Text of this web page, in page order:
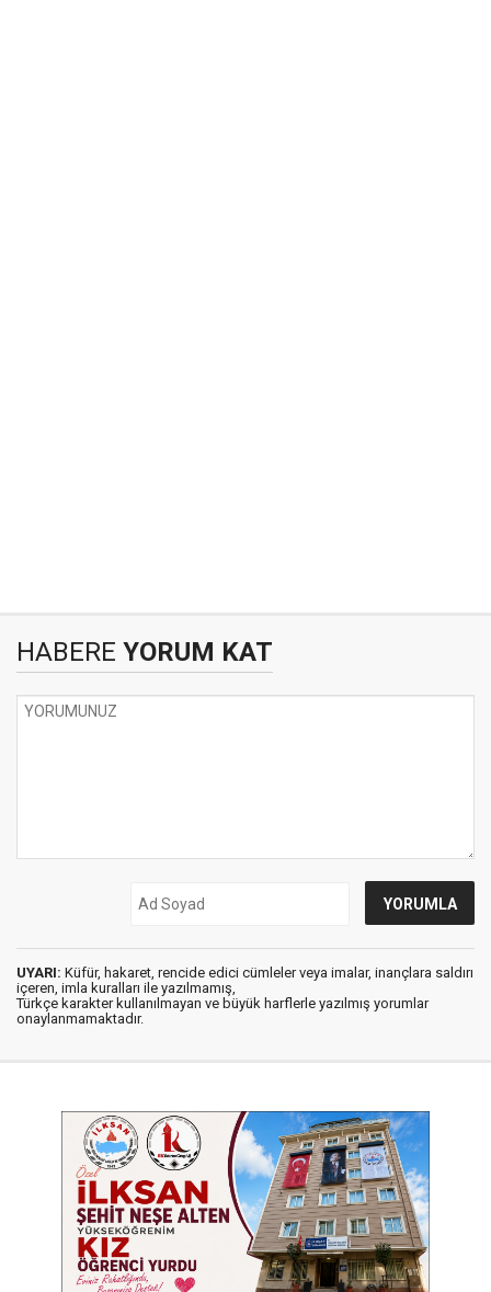
HABERE YORUM KAT
UYARI: Küfür, hakaret, rencide edici cümleler veya imalar, inançlara saldırı
içeren, imla kuralları ile yazılmamış,
Türkçe karakter kullanılmayan ve büyük harflerle yazılmış yorumlar
onaylanmamaktadır.